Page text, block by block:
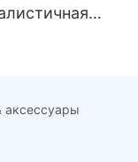
аксессуары